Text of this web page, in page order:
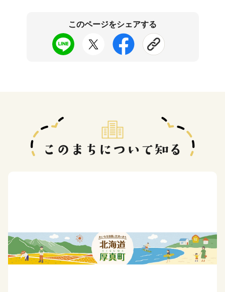
このページをシェアする